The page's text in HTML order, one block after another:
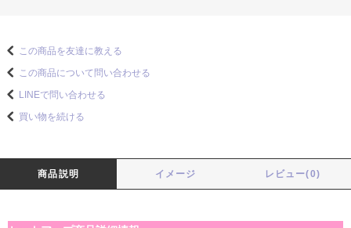
この商品を友達に教える
この商品について問い合わせる
LINEで問い合わせる
買い物を続ける
商品説明 イメージ レビュー(0)